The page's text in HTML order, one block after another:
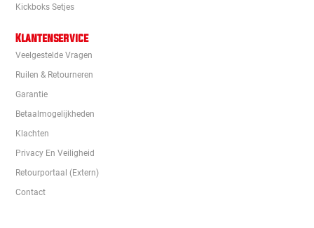
Kickboks Setjes
Klantenservice
Veelgestelde Vragen
Ruilen & Retourneren
Garantie
Betaalmogelijkheden
Klachten
Privacy En Veiligheid
Retourportaal (extern)
Contact